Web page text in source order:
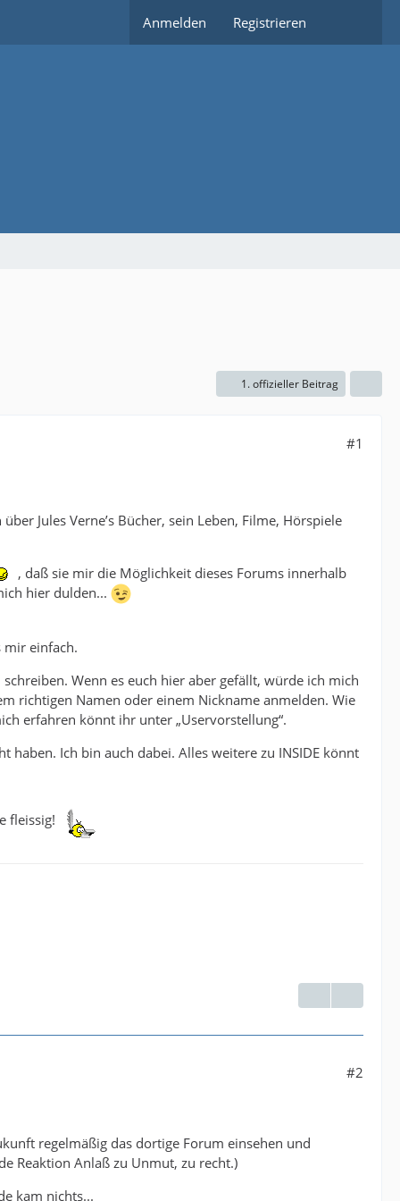
Anmelden Registrieren
1. offizieller Beitrag
#1
Jules Verne’s Bücher, sein Leben, Filme, Hörspiele
, daß sie mir die Möglichkeit dieses Forums innerhalb
hier dulden...
mir einfach.
Wenn es euch hier aber gefällt, würde ich mich
richtigen Namen oder einem Nickname anmelden. Wie
erfahren könnt ihr unter „Uservorstellung“.
haben. Ich bin auch dabei. Alles weitere zu INSIDE könnt
fleissig!
#2
regelmäßig das dortige Forum einsehen und
Reaktion Anlaß zu Unmut, zu recht.)
kam nichts...